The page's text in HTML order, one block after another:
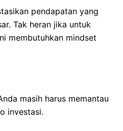
pendapatan yang
Tak heran jika untuk
membutuhkan mindset
masih harus memantau
investasi.